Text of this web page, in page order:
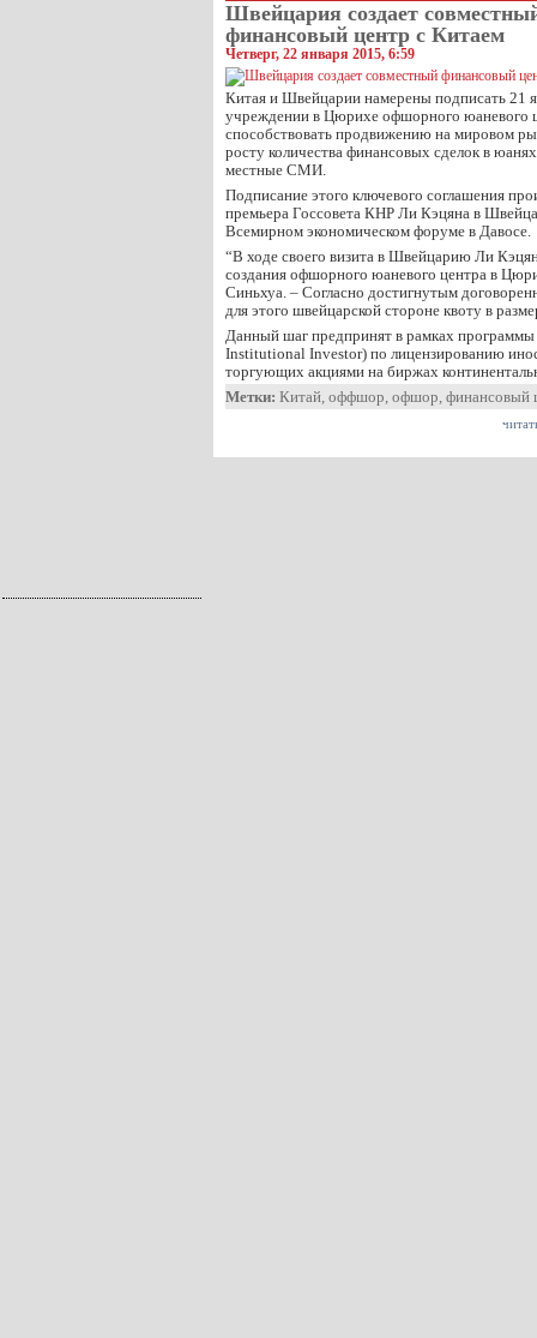
Швейцария создает
финансовый центр с Китаем
Четверг, 22 января 2015, 6:59
Китая и Швейцарии намерены подписать 21
учреждении в Цюрихе офшорного юаневого
способствовать продвижению на мировом
росту количества финансовых сделок в
местные СМИ.
Подписание этого ключевого соглашения
премьера Госсовета КНР Ли Кэцяна в
Всемирном экономическом форуме в Давосе.
“В ходе своего визита в Швейцарию Ли
создания офшорного юаневого центра в
Синьхуа. – Согласно достигнутым
для этого швейцарской стороне квоту в
Данный шаг предпринят в рамках
Institutional Investor) по лицензированию
торгующих акциями на биржах
Метки: Китай, оффшор, офшор, финансовый